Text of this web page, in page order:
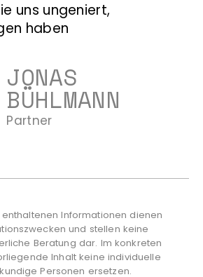
uns ungeniert,
haben
JONAS
BÜHLMANN
Partner
Informationen dienen
und stellen keine
Beratung dar. Im konkreten
Inhalt keine individuelle
Personen ersetzen.